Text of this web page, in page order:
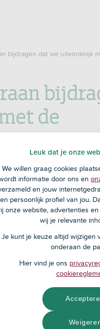
bijdragen dat we uiteindelijk
de
ook voor dit Impact
Smeets, Impact
Impact Investors uit.
handelen impact
Leuk dat je onze
We willen graag cookies
informatie door ons en
en jouw
persoonlijk profiel van jou.
onze website, advertenties
wij je relevante
Je kunt je keuze altijd wijzigen
onderaan de
Hier vind je ons